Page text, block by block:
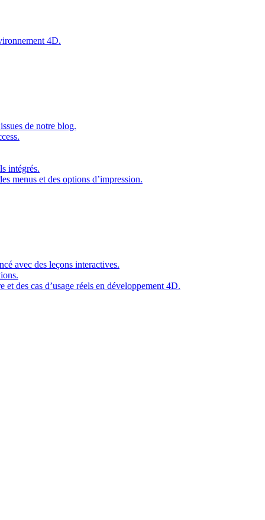
4D.
de notre blog.
intégrés.
menus et des options d’impression.
avec des leçons interactives.
des cas d’usage réels en développement 4D.